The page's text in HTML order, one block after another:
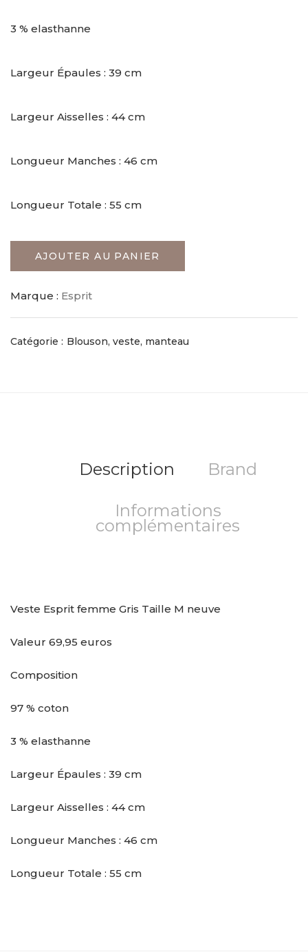
3 % elasthanne
Largeur Épaules : 39 cm
Largeur Aisselles : 44 cm
Longueur Manches : 46 cm
Longueur Totale : 55 cm
AJOUTER AU PANIER
Marque : Esprit
Catégorie : Blouson, veste, manteau
Description Brand
Informations
complémentaires
Veste Esprit femme Gris Taille M neuve
Valeur 69,95 euros
Composition
97 % coton
3 % elasthanne
Largeur Épaules : 39 cm
Largeur Aisselles : 44 cm
Longueur Manches : 46 cm
Longueur Totale : 55 cm